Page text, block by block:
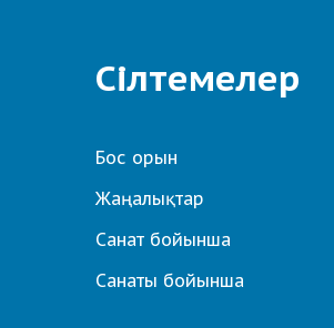
Сілтемелер
Бос орын
Жаңалықтар
Санат бойынша
Санаты бойынша